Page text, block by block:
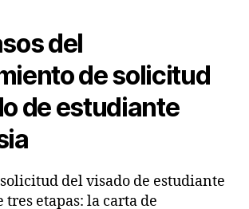
del
de solicitud
de estudiante
del visado de estudiante
tres etapas: la carta de